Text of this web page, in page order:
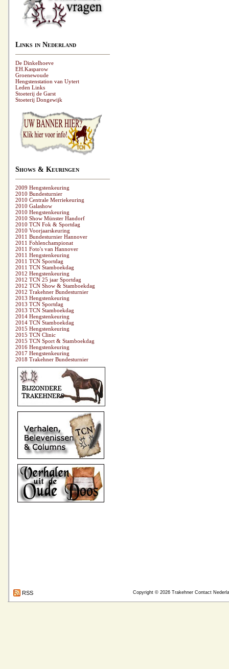
Links in Nederland
De Dinkelhoeve
EH.Kasparow
Groenewoude
Hengstenstation van Uytert
Leden Links
Stoeterij de Garst
Stoeterij Dongewijk
Shows & Keuringen
2009 Hengstenkeuring
2010 Bundesturnier
2010 Centrale Merriekeuring
2010 Galashow
2010 Hengstenkeuring
2010 Show Münster Handorf
2010 TCN Fok & Sportdag
2010 Voorjaarskeuring
2011 Bundesturnier Hannover
2011 Fohlenchampionat
2011 Foto's van Hannover
2011 Hengstenkeuring
2011 TCN Sportdag
2011 TCN Stamboekdag
2012 Hengstenkeuring
2012 TCN 25 jaar Sportdag
2012 TCN Show & Stamboekdag
2012 Trakehner Bundesturnier
2013 Hengstenkeuring
2013 TCN Sportdag
2013 TCN Stamboekdag
2014 Hengstenkeuring
2014 TCN Stamboekdag
2015 Hengstenkeuring
2015 TCN Clinic
2015 TCN Sport & Stamboekdag
2016 Hengstenkeuring
2017 Hengstenkeuring
2018 Trakehner Bundesturnier
Copyright © 2026 Trakehner Contact
RSS